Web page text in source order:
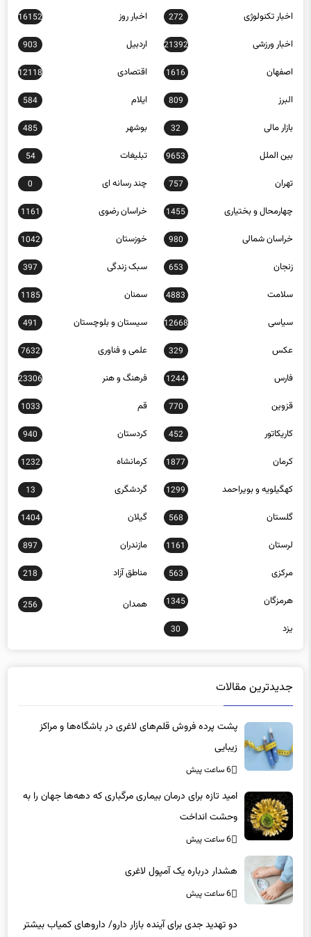
اخبار تکنولوژی 272 اخبار روز 16152
اخبار ورزشی 21392 اردبیل 903
اصفهان 1616 اقتصادی 12118
البرز 809 ایلام 584
بازار مالی 32 بوشهر 485
بین الملل 9653 تبلیغات 54
تهران 757 چند رسانه ای 0
چهارمحال و بختیاری 1455 خراسان رضوی 1161
خراسان شمالی 980 خوزستان 1042
زنجان 653 سبک زندگی 397
سلامت 4883 سمنان 1185
سیاسی 12668 سیستان و بلوچستان 491
عکس 329 علمی و فناوری 7632
فارس 1244 فرهنگ و هنر 23306
قزوین 770 قم 1033
کاریکاتور 452 کردستان 940
کرمان 1877 کرمانشاه 1232
کهگیلویه و بویراحمد 1299 گردشگری 13
گلستان 568 گیلان 1404
لرستان 1161 مازندران 897
مرکزی 563 مناطق آزاد 218
هرمزگان 1345 همدان 256
یزد 30
جدیدترین مقالات
پشت پرده فروش قلم‌های لاغری در باشگاه‌ها و مراکز
زیبایی
6 ساعت پیش
امید تازه برای درمان بیماری مرگباری که دهه‌ها جهان را به
وحشت انداخت
6 ساعت پیش
هشدار درباره یک آمپول لاغری
6 ساعت پیش
دو تهدید جدی برای آینده بازار دارو/ داروهای کمیاب بیشتر